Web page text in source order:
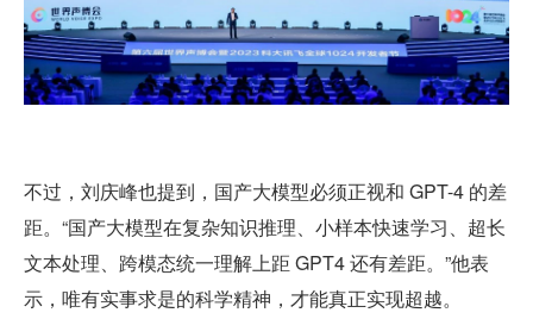
不过，刘庆峰也提到，国产大模型必须正视和 GPT-4 的差
距。“国产大模型在复杂知识推理、小样本快速学习、超长
文本处理、跨模态统一理解上距 GPT4 还有差距。”他表
示，唯有实事求是的科学精神，才能真正实现超越。